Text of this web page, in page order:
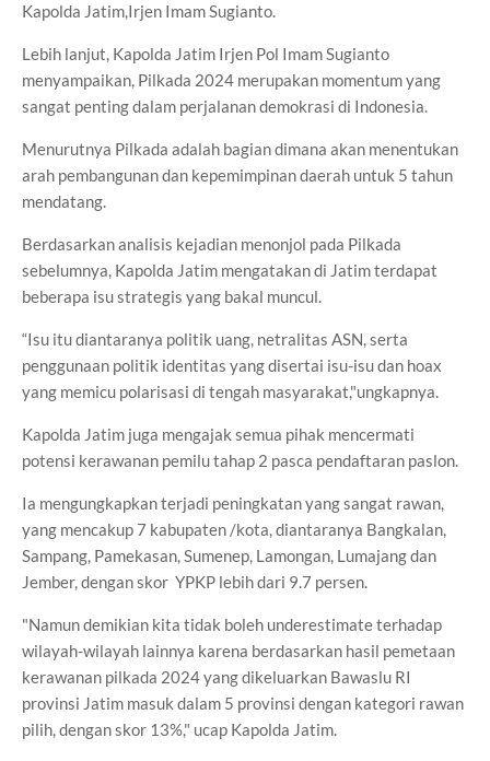
Kapolda Jatim,Irjen Imam Sugianto.
Lebih lanjut, Kapolda Jatim Irjen Pol Imam Sugianto
menyampaikan, Pilkada 2024 merupakan momentum yang
sangat penting dalam perjalanan demokrasi di Indonesia.
Menurutnya Pilkada adalah bagian dimana akan menentukan
arah pembangunan dan kepemimpinan daerah untuk 5 tahun
mendatang.
Berdasarkan analisis kejadian menonjol pada Pilkada
sebelumnya, Kapolda Jatim mengatakan di Jatim terdapat
beberapa isu strategis yang bakal muncul.
“Isu itu diantaranya politik uang, netralitas ASN, serta
penggunaan politik identitas yang disertai isu-isu dan hoax
yang memicu polarisasi di tengah masyarakat,"ungkapnya.
Kapolda Jatim juga mengajak semua pihak mencermati
potensi kerawanan pemilu tahap 2 pasca pendaftaran paslon.
Ia mengungkapkan terjadi peningkatan yang sangat rawan,
yang mencakup 7 kabupaten /kota, diantaranya Bangkalan,
Sampang, Pamekasan, Sumenep, Lamongan, Lumajang dan
Jember, dengan skor YPKP lebih dari 9.7 persen.
"Namun demikian kita tidak boleh underestimate terhadap
wilayah-wilayah lainnya karena berdasarkan hasil pemetaan
kerawanan pilkada 2024 yang dikeluarkan Bawaslu RI
provinsi Jatim masuk dalam 5 provinsi dengan kategori rawan
pilih, dengan skor 13%," ucap Kapolda Jatim.